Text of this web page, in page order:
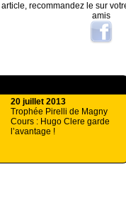
recommandez le sur
amis
20 juillet 2013
Trophée Pirelli de Magny
Cours : Hugo Clere garde
l’avantage !